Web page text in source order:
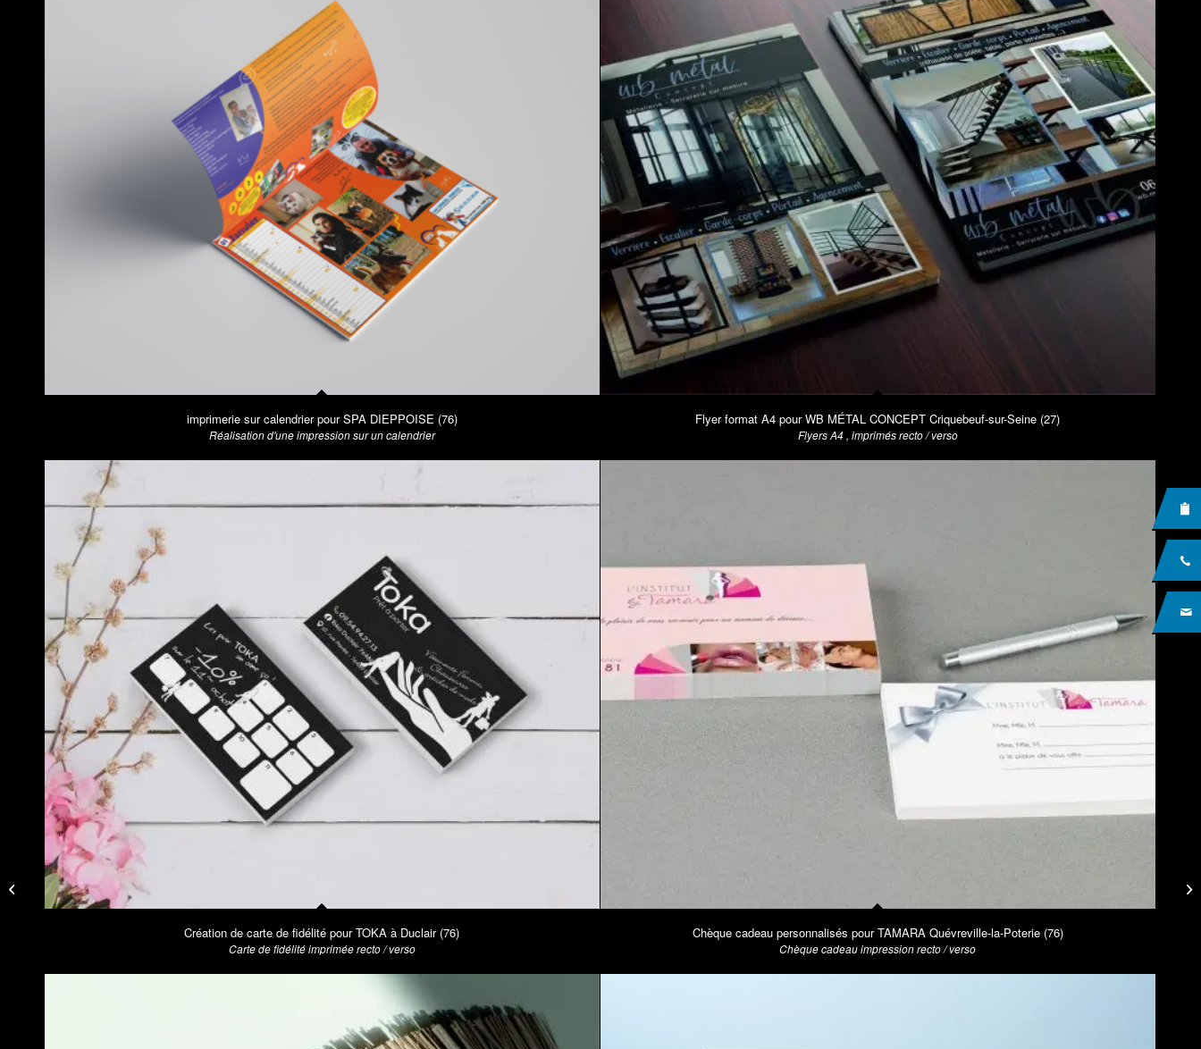
imprimerie sur calendrier pour SPA DIEPPOISE (76)
Réalisation d'une impression sur un calendrier
Flyer format A4 pour WB MÉTAL CONCEPT Criquebeuf-sur-Seine (27)
Flyers A4 , imprimés recto / verso
Création de carte de fidélité pour TOKA à Duclair (76)
Carte de fidélité imprimée recto / verso
Chèque cadeau personnalisés pour TAMARA Quévreville-la-Poterie (76)
Chèque cadeau impression recto / verso
Chèque cadeau
personnalisés pour
TAMARA Quévreville-